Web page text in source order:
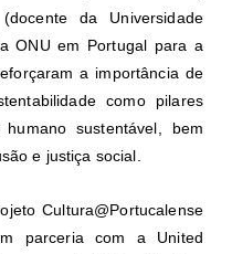
da Universidade
ONU em Portugal para a
a importância de
como pilares
sustentável, bem
e justiça social.
Cultura@Portucalense
parceria com a United